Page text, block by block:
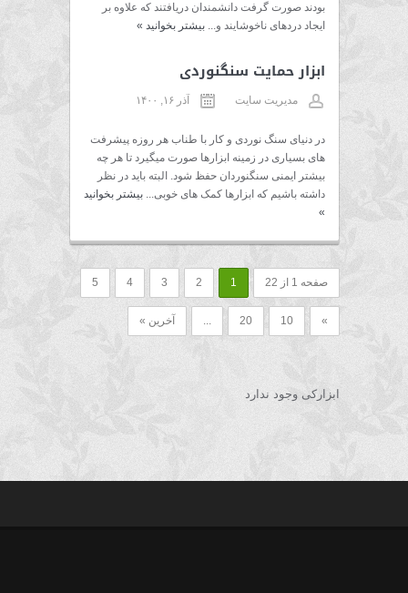
بودند صورت گرفت دانشمندان دریافتند که علاوه بر
ایجاد دردهای ناخوشایند و...بیشتر بخوانید »
ابزار حمایت سنگنوردی
مدیریت سایت آذر ۱۶, ۱۴۰۰
در دنیای سنگ نوردی و کار با طناب هر روزه پیشرفت
های بسیاری در زمینه ابزارها صورت میگیرد تا هر چه
بیشتر ایمنی سنگنوردان حفظ شود. البته باید در نظر
داشته باشیم که ابزارها کمک های خوبی...بیشتر بخوانید
»
صفحه 1 از 22 1
2
3
4
5
»
10
20
... آخرین »
ابزارکی وجود ندارد